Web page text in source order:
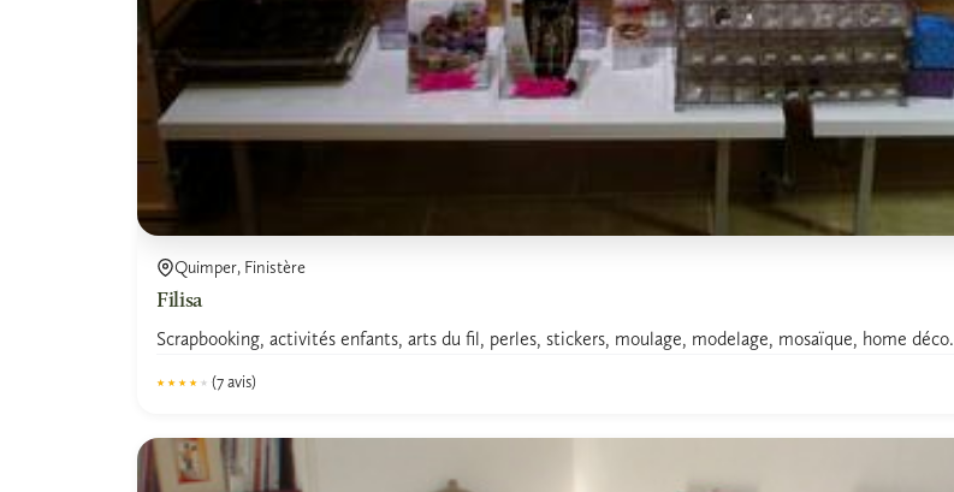
Quimper, Finistère
Filisa
Scrapbooking, activités enfants, arts du fil, perles, stickers, moulage, modelage, mosaïque, home déco.
★★★★★
★★★★★ (7 avis)